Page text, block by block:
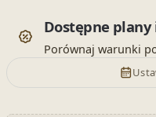
Dostępne plany
Porównaj warunki